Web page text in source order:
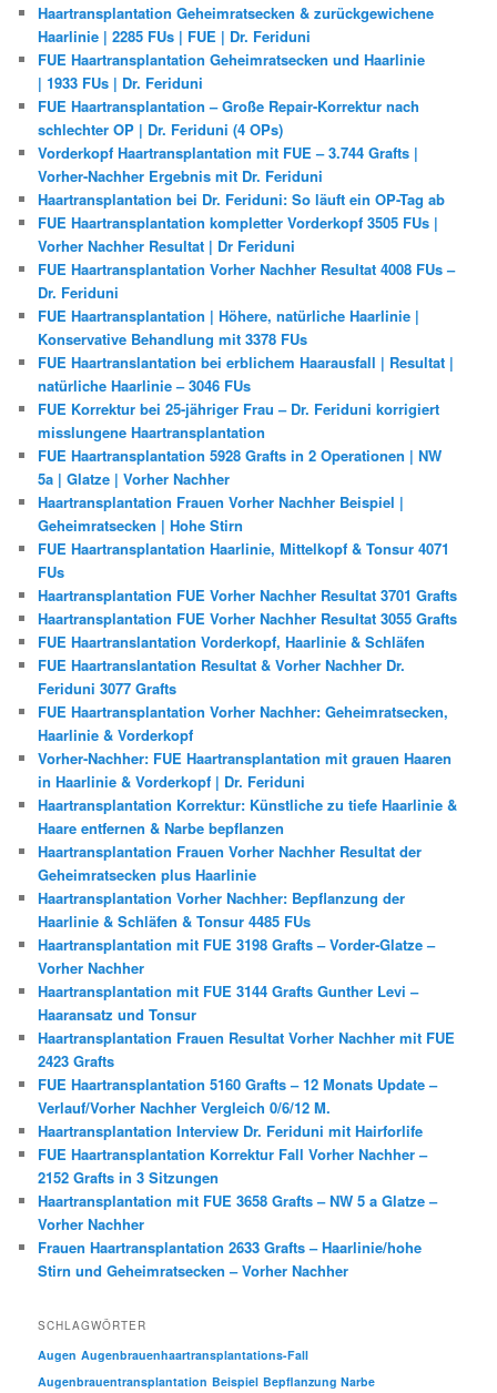
Haartransplantation Geheimratsecken & zurückgewichene
Haarlinie | 2285 FUs | FUE | Dr. Feriduni
FUE Haartransplantation Geheimratsecken und Haarlinie
| 1933 FUs | Dr. Feriduni
FUE Haartransplantation – Große Repair-Korrektur nach
schlechter OP | Dr. Feriduni (4 OPs)
Vorderkopf Haartransplantation mit FUE – 3.744 Grafts |
Vorher-Nachher Ergebnis mit Dr. Feriduni
Haartransplantation bei Dr. Feriduni: So läuft ein OP-Tag ab
FUE Haartransplantation kompletter Vorderkopf 3505 FUs |
Vorher Nachher Resultat | Dr Feriduni
FUE Haartransplantation Vorher Nachher Resultat 4008 FUs –
Dr. Feriduni
FUE Haartransplantation | Höhere, natürliche Haarlinie |
Konservative Behandlung mit 3378 FUs
FUE Haartranslantation bei erblichem Haarausfall | Resultat |
natürliche Haarlinie – 3046 FUs
FUE Korrektur bei 25-jähriger Frau – Dr. Feriduni korrigiert
misslungene Haartransplantation
FUE Haartransplantation 5928 Grafts in 2 Operationen | NW
5a | Glatze | Vorher Nachher
Haartransplantation Frauen Vorher Nachher Beispiel |
Geheimratsecken | Hohe Stirn
FUE Haartransplantation Haarlinie, Mittelkopf & Tonsur 4071
FUs
Haartransplantation FUE Vorher Nachher Resultat 3701 Grafts
Haartransplantation FUE Vorher Nachher Resultat 3055 Grafts
FUE Haartranslantation Vorderkopf, Haarlinie & Schläfen
FUE Haartranslantation Resultat & Vorher Nachher Dr.
Feriduni 3077 Grafts
FUE Haartransplantation Vorher Nachher: Geheimratsecken,
Haarlinie & Vorderkopf
Vorher-Nachher: FUE Haartransplantation mit grauen Haaren
in Haarlinie & Vorderkopf | Dr. Feriduni
Haartransplantation Korrektur: Künstliche zu tiefe Haarlinie &
Haare entfernen & Narbe bepflanzen
Haartransplantation Frauen Vorher Nachher Resultat der
Geheimratsecken plus Haarlinie
Haartransplantation Vorher Nachher: Bepflanzung der
Haarlinie & Schläfen & Tonsur 4485 FUs
Haartransplantation mit FUE 3198 Grafts – Vorder-Glatze –
Vorher Nachher
Haartransplantation mit FUE 3144 Grafts Gunther Levi –
Haaransatz und Tonsur
Haartransplantation Frauen Resultat Vorher Nachher mit FUE
2423 Grafts
FUE Haartransplantation 5160 Grafts – 12 Monats Update –
Verlauf/Vorher Nachher Vergleich 0/6/12 M.
Haartransplantation Interview Dr. Feriduni mit Hairforlife
FUE Haartransplantation Korrektur Fall Vorher Nachher –
2152 Grafts in 3 Sitzungen
Haartransplantation mit FUE 3658 Grafts – NW 5 a Glatze –
Vorher Nachher
Frauen Haartransplantation 2633 Grafts – Haarlinie/hohe
Stirn und Geheimratsecken – Vorher Nachher
SCHLAGWÖRTER
Augen Augenbrauenhaartransplantations-Fall
Augenbrauentransplantation Beispiel Bepflanzung Narbe